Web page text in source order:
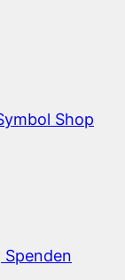
Shop
Spenden